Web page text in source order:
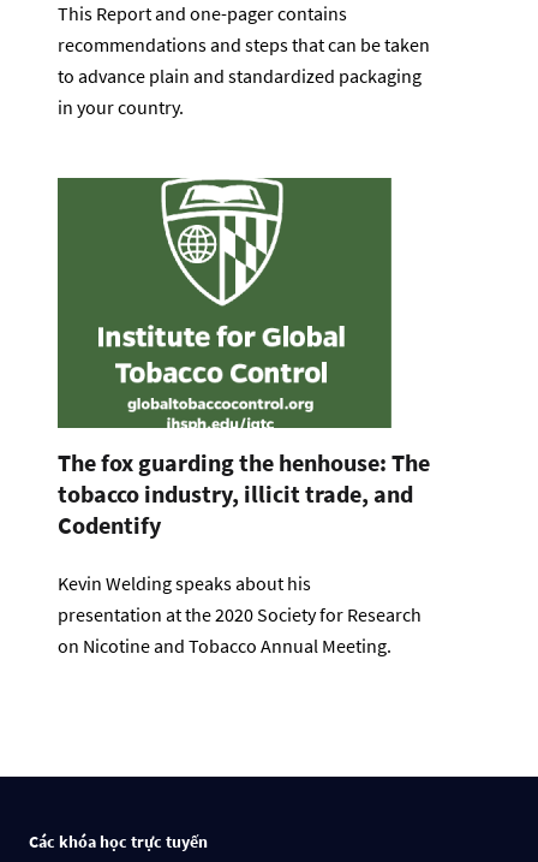
This Report and one-pager contains
recommendations and steps that can be taken
to advance plain and standardized packaging
in your country.
The fox guarding the henhouse: The
tobacco industry, illicit trade, and
Codentify
Kevin Welding speaks about his
presentation at the 2020 Society for Research
on Nicotine and Tobacco Annual Meeting.
Các khóa học trực tuyến